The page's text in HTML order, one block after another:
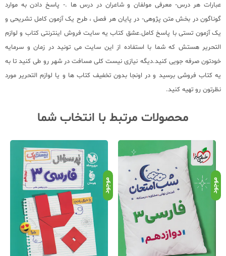
عبارات هر درس- معرفی مولفان و شاعران در درس ها .- پاسخ دادن به موارد
گوناگون در بخش متن پژوهی- در پایان هر فصل ، طرح یک آزمون کامل تشریحی و
یک آزمون تستی با پاسخ کامل.عشق کتاب یه سایت فروش اینترنتی کتاب و لوازم
التحریر هستش که شما با استفاده از این سایت می تونید در زمان و سرمایه
خودتون صرفه جویی کنید.دیگه نیازی نیست کلی مسافت در شهر رو طی کنید تا به
یه کتاب فروشی برسید و در اونجا بدون تخفیف کتاب ها و یا لوازم التحریر مورد
نظرتون رو تهیه کنید.
محصولات مرتبط با انتخاب شما
موجود موجود